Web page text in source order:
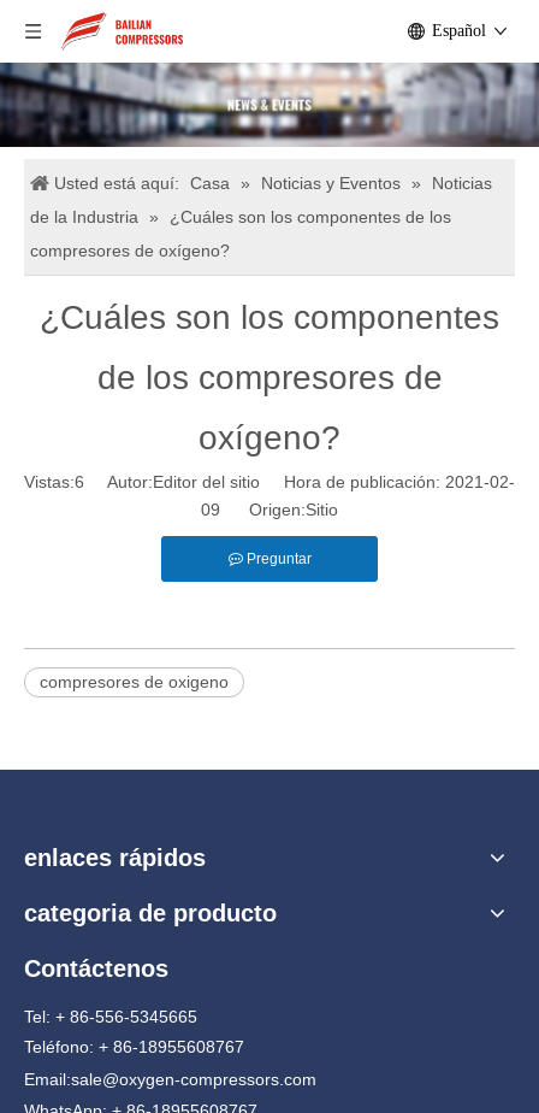
Español
Usted está aquí: Casa » Noticias y Eventos »
Noticias
de la Industria
»
¿Cuáles son los componentes de los
compresores de oxígeno?
¿Cuáles son los componentes
de los compresores de
oxígeno?
Vistas:6 Autor:Editor del sitio Hora de publicación: 2021-02-
09 Origen:Sitio
Preguntar
compresores de oxigeno
enlaces rápidos
categoria de producto
Contáctenos
Tel: + 86-556-5345665
Teléfono: + 86-18955608767
Email:sale@oxygen-compressors.com